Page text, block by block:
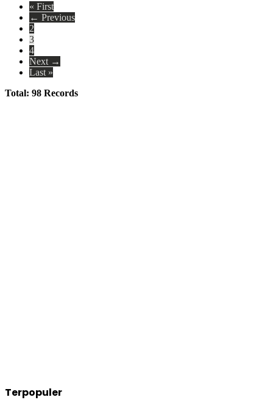
« First
← Previous
2
3
4
Next →
Last »
Total: 98 Records
Terpopuler